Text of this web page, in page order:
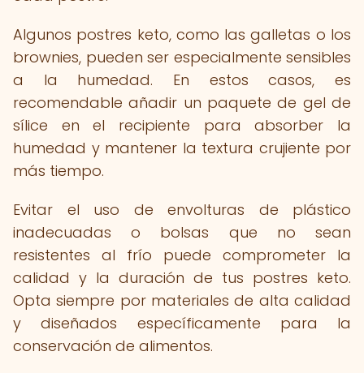
Algunos postres keto, como las galletas o los
brownies, pueden ser especialmente sensibles
a la humedad. En estos casos, es
recomendable añadir un paquete de gel de
sílice en el recipiente para absorber la
humedad y mantener la textura crujiente por
más tiempo.
Evitar el uso de envolturas de plástico
inadecuadas o bolsas que no sean
resistentes al frío puede comprometer la
calidad y la duración de tus postres keto.
Opta siempre por materiales de alta calidad
y diseñados específicamente para la
conservación de alimentos.